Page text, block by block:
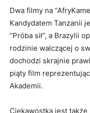
Dwa filmy na
Kandydatem Tanzanii
“Próba sił”, a Brazylii
rodzinie walczącej o
dochodzi skrajnie
piąty film
Akademii.
Ciekawostką jest